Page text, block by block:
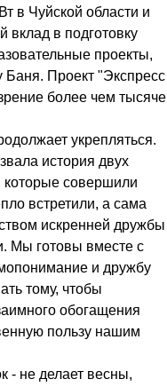
в Чуйской области и
вклад в подготовку
проекты,
Проект "Экспресс
более чем тысяче
укрепляться.
история двух
которые совершили
встретили, а сама
искренней дружбы
Мы готовы вместе с
и дружбу
тому, чтобы
обогащения
пользу нашим
- не делает весны,